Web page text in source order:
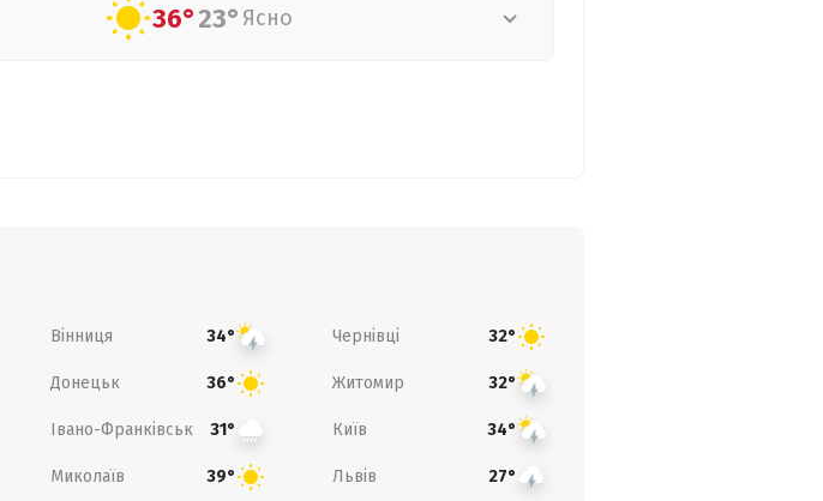
36°23° Ясно
Вінниця 34° Чернівці 32°
Донецьк 36° Житомир 32°
Івано-Франківськ 31° Київ 34°
Миколаїв 39° Львів 27°